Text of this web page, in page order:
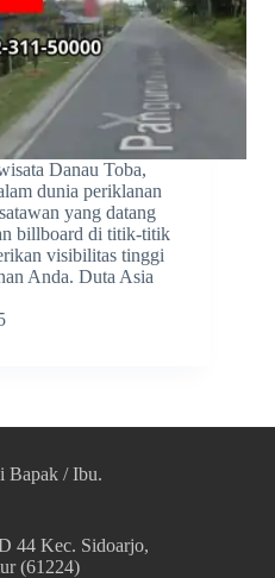
Danau Toba,
dunia periklanan
yang datang
billboard di titik-titik
visibilitas tinggi
Anda. Duta Asia
Bapak / Ibu.
44 Kec. Sidoarjo,
(61224)